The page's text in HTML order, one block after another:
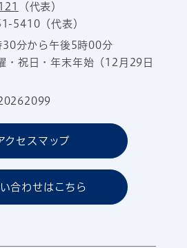
（代表）
5410（代表）
30分から午後5時00分
・祝日・年末年始（12月29日
クセスマップ
合わせはこちら